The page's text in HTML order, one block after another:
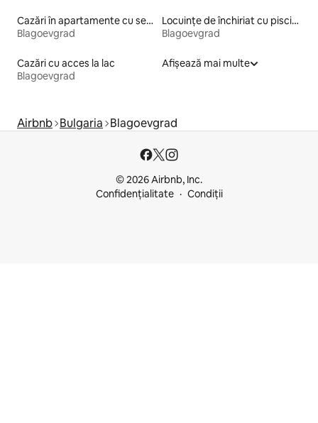
Cazări în apartamente cu servicii incluse
Blagoevgrad
Locuințe de închiriat cu piscină
Blagoevgrad
Cazări cu acces la lac
Blagoevgrad
Afișează mai multe
Airbnb Bulgaria Blagoevgrad
© 2026 Airbnb, Inc.
Confidențialitate
Condiții